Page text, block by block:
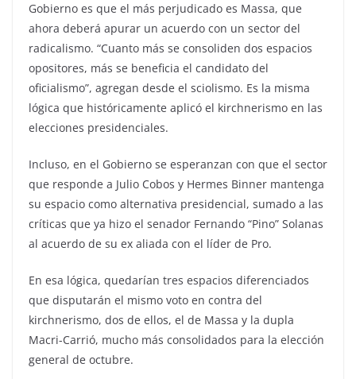
Gobierno es que el más perjudicado es Massa, que
ahora deberá apurar un acuerdo con un sector del
radicalismo. “Cuanto más se consoliden dos espacios
opositores, más se beneficia el candidato del
oficialismo”, agregan desde el sciolismo. Es la misma
lógica que históricamente aplicó el kirchnerismo en las
elecciones presidenciales.
Incluso, en el Gobierno se esperanzan con que el sector
que responde a Julio Cobos y Hermes Binner mantenga
su espacio como alternativa presidencial, sumado a las
críticas que ya hizo el senador Fernando “Pino” Solanas
al acuerdo de su ex aliada con el líder de Pro.
En esa lógica, quedarían tres espacios diferenciados
que disputarán el mismo voto en contra del
kirchnerismo, dos de ellos, el de Massa y la dupla
Macri-Carrió, mucho más consolidados para la elección
general de octubre.